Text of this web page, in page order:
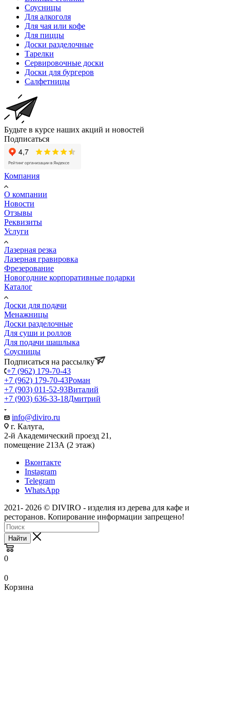
Соусницы
Для алкоголя
Для чая или кофе
Для пиццы
Доски разделочные
Тарелки
Сервировочные доски
Доски для бургеров
Салфетницы
Будьте в курсе наших акций и новостей
Подписаться
Компания
О компании
Новости
Отзывы
Реквизиты
Услуги
Лазерная резка
Лазерная гравировка
Фрезерование
Новогодние корпоративные подарки
Каталог
Доски для подачи
Менажницы
Доски разделочные
Для суши и роллов
Для подачи шашлыка
Соусницы
Подписаться на рассылку
+7 (962) 179-70-43
+7 (962) 179-70-43Роман
+7 (903) 011-52-93Виталий
+7 (903) 636-33-18Дмитрий
info@diviro.ru
г. Калуга,
2-й Академический проезд 21,
помещение 213А (2 этаж)
Вконтакте
Instagram
Telegram
WhatsApp
2021- 2026 © DIVIRO - изделия из дерева для кафе и
ресторанов. Копирование информации запрещено!
Найти
0
0
Корзина